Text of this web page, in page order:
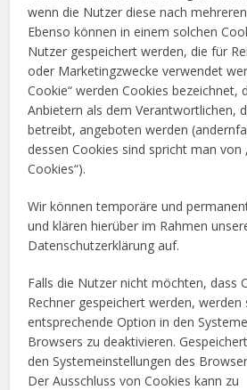
wenn die Nutzer diese nach
Ebenso können in einem solchen
Nutzer gespeichert werden, die für
oder Marketingzwecke verwendet
Cookie“ werden Cookies bezeichnet,
Anbietern als dem Verantwortlichen,
betreibt, angeboten werden
dessen Cookies sind spricht man von
Cookies“).
Wir können temporäre und
und klären hierüber im Rahmen
Datenschutzerklärung auf.
Falls die Nutzer nicht möchten, dass
Rechner gespeichert werden, werden
entsprechende Option in den
Browsers zu deaktivieren.
den Systemeinstellungen des
Der Ausschluss von Cookies kann zu